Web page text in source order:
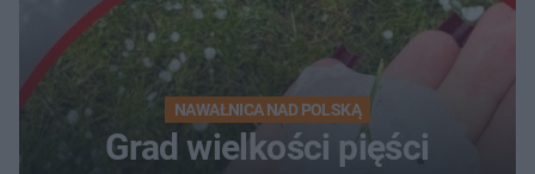
NAWAŁNICA NAD POLSKĄ
Grad wielkości pięści